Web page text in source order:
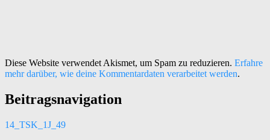
Diese Website verwendet Akismet, um Spam zu reduzieren. Erfahre
mehr darüber, wie deine Kommentardaten verarbeitet werden.
Beitragsnavigation
14_TSK_1J_49